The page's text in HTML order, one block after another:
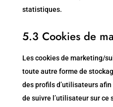
statistiques.
5.3 Cookies de
Les cookies de marketing/
toute autre forme de
des profils d’utilisateurs
de suivre l’utilisateur sur ce